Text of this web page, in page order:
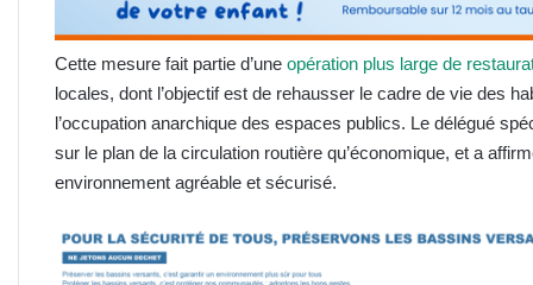
Cette mesure fait partie d’une opération plus large de
locales, dont l’objectif est de rehausser le cadre de vie des
l’occupation anarchique des espaces publics. Le délégué
sur le plan de la circulation routière qu’économique, et a
environnement agréable et sécurisé.